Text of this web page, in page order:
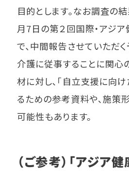
目的とします。なお調査の
月7日の第２回国際・アジ
で、中間報告させていただ
介護に従事することに関心
材に対し、「自立支援に向
るための参考資料や、施策
可能性もあります。
（ご参考）「アジア